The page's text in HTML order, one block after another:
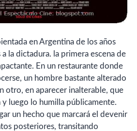
en Argentina de los años
la dictadura. la primera escena de
En un restaurante donde
un hombre bastante alterado
otro, en aparecer inalterable, que
y luego lo humilla públicamente.
un hecho que marcará el devenir
posteriores, transitando